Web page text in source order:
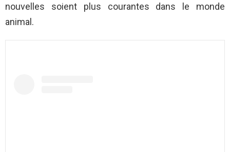
nouvelles soient plus courantes dans le monde
animal.